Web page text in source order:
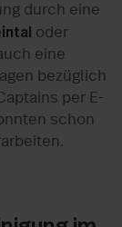
durch eine
oder
eine
bezüglich
per E-
schon